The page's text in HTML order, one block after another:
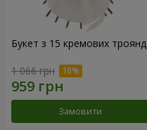
Букет з 15 кремових троянд
1 066 грн
Замовити